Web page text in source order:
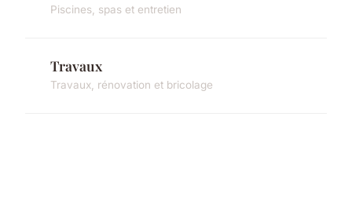
Piscines, spas et entretien
Travaux
Travaux, rénovation et bricolage